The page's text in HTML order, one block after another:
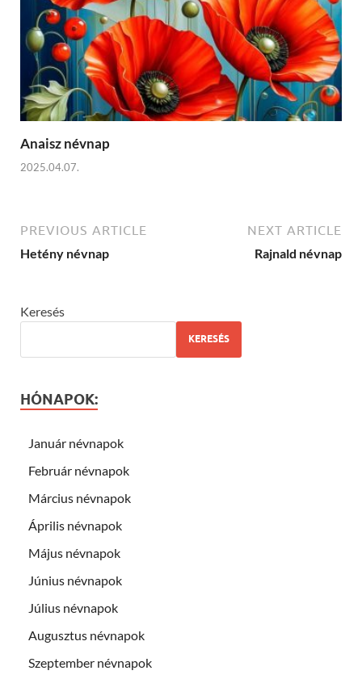
Anaisz névnap
2025.04.07.
PREVIOUS ARTICLE
Hetény névnap
NEXT ARTICLE
Rajnald névnap
Keresés
KERESÉS
HÓNAPOK:
Január névnapok
Február névnapok
Március névnapok
Április névnapok
Május névnapok
Június névnapok
Július névnapok
Augusztus névnapok
Szeptember névnapok